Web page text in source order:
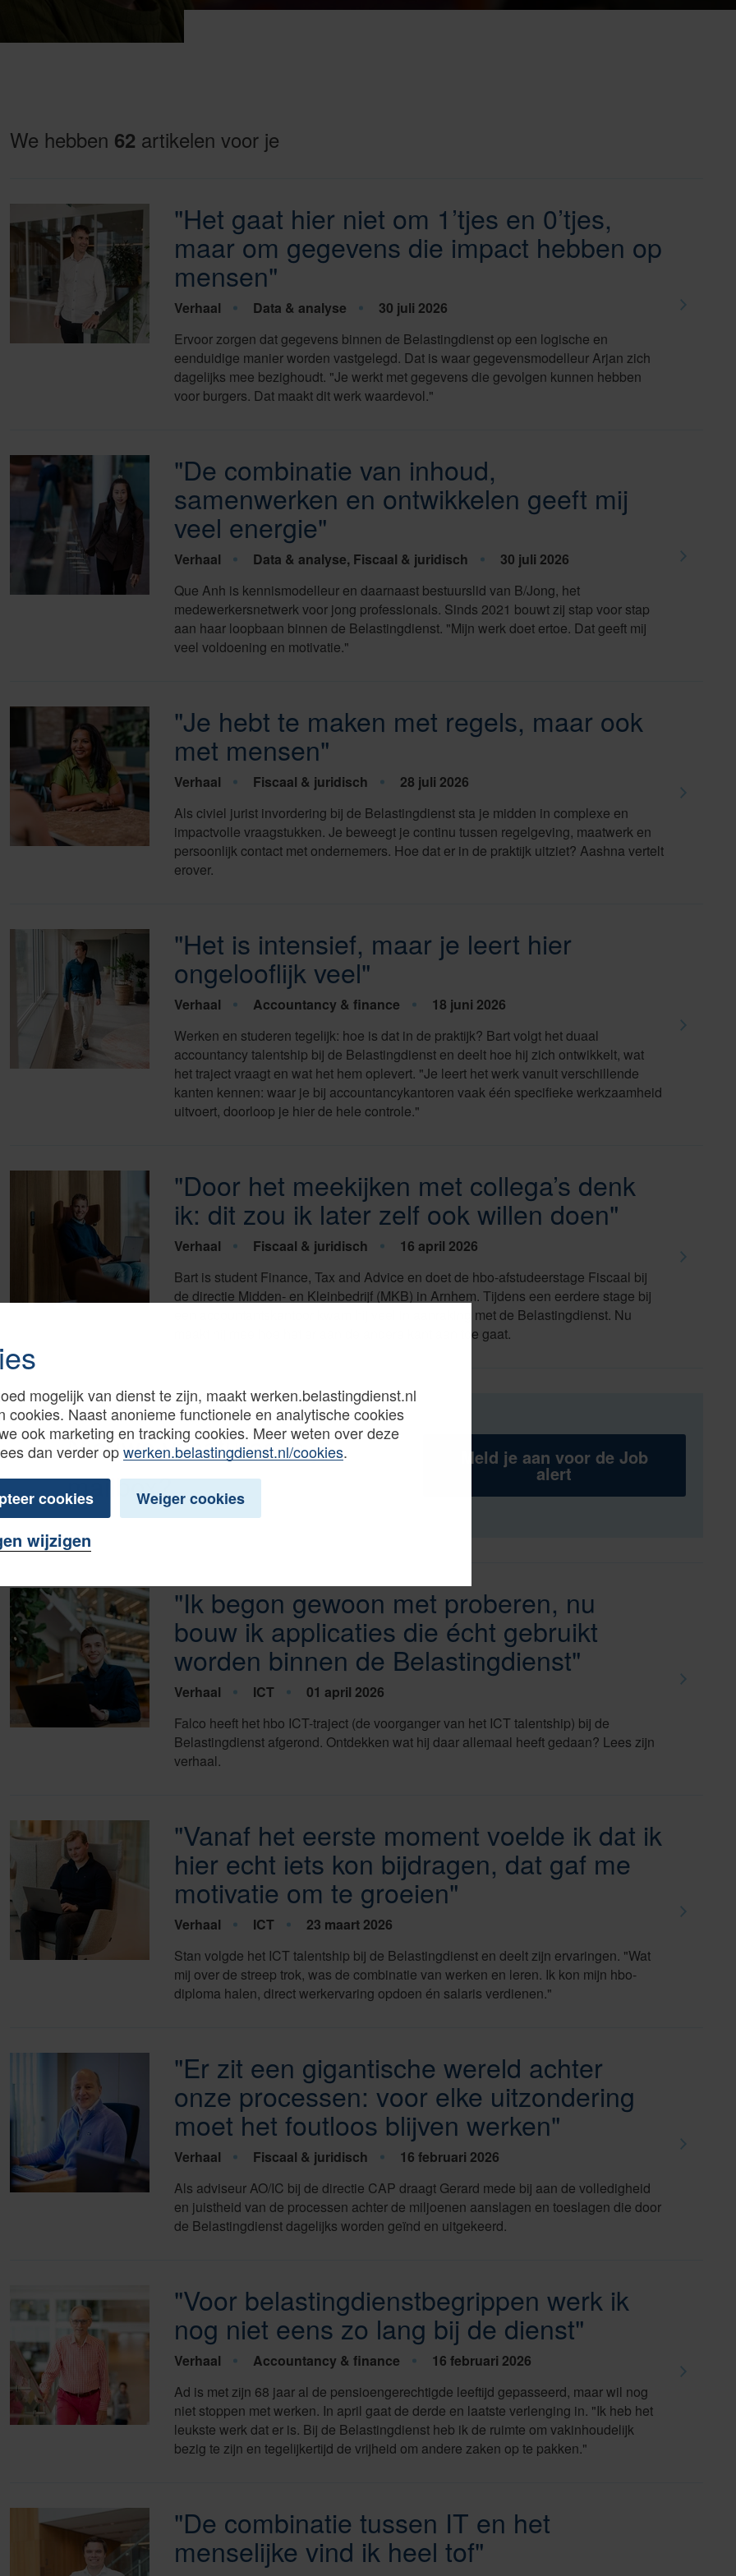
mogelijk van dienst te zijn, maakt werken.belastingdienst.nl
cookies. Naast anonieme functionele en analytische cookies
ook marketing en tracking cookies. Meer weten over deze
dan verder opwerken.belastingdienst.nl/cookies.
cookies Weiger cookies
wijzigen
We hebben 62 artikelen voor je
"Het gaat hier niet om 1’tjes en 0’tjes,
maar om gegevens die impact hebben op
mensen"
Verhaal Data & analyse
30 juli 2026
Ervoor zorgen dat gegevens binnen de Belastingdienst op een logische en
eenduidige manier worden vastgelegd. Dat is waar gegevensmodelleur Arjan zich
dagelijks mee bezighoudt. "Je werkt met gegevens die gevolgen kunnen hebben
voor burgers. Dat maakt dit werk waardevol."
"De combinatie van inhoud,
samenwerken en ontwikkelen geeft mij
veel energie"
Verhaal Data & analyse, Fiscaal & juridisch
30 juli 2026
Que Anh is kennismodelleur en daarnaast bestuurslid van B/Jong, het
medewerkersnetwerk voor jong professionals. Sinds 2021 bouwt zij stap voor stap
aan haar loopbaan binnen de Belastingdienst. "Mijn werk doet ertoe. Dat geeft mij
veel voldoening en motivatie."
"Je hebt te maken met regels, maar ook
met mensen"
Verhaal Fiscaal & juridisch
28 juli 2026
Als civiel jurist invordering bij de Belastingdienst sta je midden in complexe en
impactvolle vraagstukken. Je beweegt je continu tussen regelgeving, maatwerk en
persoonlijk contact met ondernemers. Hoe dat er in de praktijk uitziet? Aashna vertelt
erover.
"Het is intensief, maar je leert hier
ongelooflijk veel"
Verhaal Accountancy & finance
18 juni 2026
Werken en studeren tegelijk: hoe is dat in de praktijk? Bart volgt het duaal
accountancy talentship bij de Belastingdienst en deelt hoe hij zich ontwikkelt, wat
het traject vraagt en wat het hem oplevert. "Je leert het werk vanuit verschillende
kanten kennen: waar je bij accountancykantoren vaak één specifieke werkzaamheid
uitvoert, doorloop je hier de hele controle."
"Door het meekijken met collega’s denk
ik: dit zou ik later zelf ook willen doen"
Verhaal Fiscaal & juridisch
16 april 2026
Bart is student Finance, Tax and Advice en doet de hbo-afstudeerstage Fiscaal bij
de directie Midden- en Kleinbedrijf (MKB) in Arnhem. Tijdens een eerdere stage bij
een accountantskantoor kwam hij veel in aanraking met de Belastingdienst. Nu
maakt hij mee hoe het er aan de andere kant aan toe gaat.
Nieuwe vacatures in je
mailbox?
Meld je aan voor de Job
alert
"Ik begon gewoon met proberen, nu
bouw ik applicaties die écht gebruikt
worden binnen de Belastingdienst"
Verhaal ICT
01 april 2026
Falco heeft het hbo ICT-traject (de voorganger van het ICT talentship) bij de
Belastingdienst afgerond. Ontdekken wat hij daar allemaal heeft gedaan? Lees zijn
verhaal.
"Vanaf het eerste moment voelde ik dat ik
hier echt iets kon bijdragen, dat gaf me
motivatie om te groeien"
Verhaal ICT
23 maart 2026
Stan volgde het ICT talentship bij de Belastingdienst en deelt zijn ervaringen. "Wat
mij over de streep trok, was de combinatie van werken en leren. Ik kon mijn hbo-
diploma halen, direct werkervaring opdoen én salaris verdienen."
"Er zit een gigantische wereld achter
onze processen: voor elke uitzondering
moet het foutloos blijven werken"
Verhaal Fiscaal & juridisch
16 februari 2026
Als adviseur AO/IC bij de directie CAP draagt Gerard mede bij aan de volledigheid
en juistheid van de processen achter de miljoenen aanslagen en toeslagen die door
de Belastingdienst dagelijks worden geïnd en uitgekeerd.
"Voor belastingdienstbegrippen werk ik
nog niet eens zo lang bij de dienst"
Verhaal Accountancy & finance
16 februari 2026
Ad is met zijn 68 jaar al de pensioengerechtigde leeftijd gepasseerd, maar wil nog
niet stoppen met werken. In april gaat de derde en laatste verlenging in. "Ik heb het
leukste werk dat er is. Bij de Belastingdienst heb ik de ruimte om vakinhoudelijk
bezig te zijn en tegelijkertijd de vrijheid om andere zaken op te pakken."
"De combinatie tussen IT en het
menselijke vind ik heel tof"